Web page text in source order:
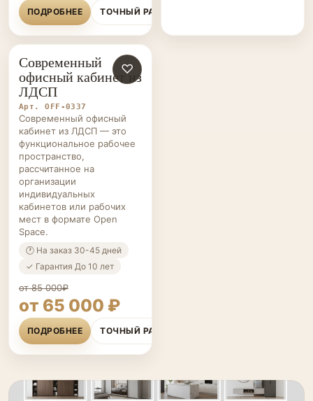
ПОДРОБНЕЕ ТОЧНЫЙ РАСЧЁТ
ОФИСНАЯ
МЕБЕЛЬ НА ЗАКАЗ
♡
Современный
офисный кабинет из
ЛДСП
Арт. OFF-0337
Современный офисный
кабинет из ЛДСП — это
функциональное рабочее
пространство,
рассчитанное на
организации
индивидуальных
кабинетов или рабочих
мест в формате Open
Space.
🕐 На заказ 30-45 дней
✓ Гарантия До 10 лет
от 85 000₽
от 65 000 ₽
ПОДРОБНЕЕ ТОЧНЫЙ РАСЧЁТ